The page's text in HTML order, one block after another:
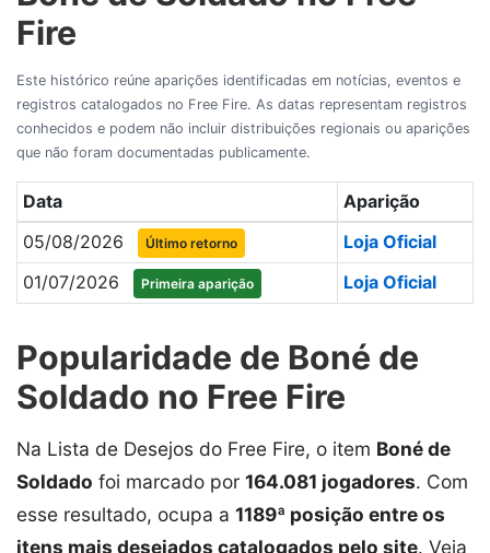
Fire
Este histórico reúne aparições identificadas em notícias, eventos e
registros catalogados no Free Fire. As datas representam registros
conhecidos e podem não incluir distribuições regionais ou aparições
que não foram documentadas publicamente.
Data
Aparição
05/08/2026
Último retorno
Loja Oficial
01/07/2026
Primeira aparição Loja Oficial
Popularidade de Boné de
Soldado no Free Fire
Na Lista de Desejos do Free Fire, o item Boné de
Soldado foi marcado por 164.081 jogadores. Com
esse resultado, ocupa a 1189ª posição entre os
itens mais desejados catalogados pelo site. Veja